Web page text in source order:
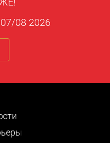
08 2026